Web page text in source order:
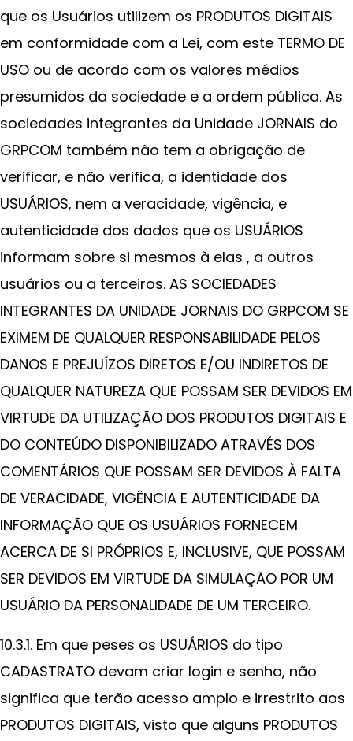
que os Usuários utilizem os PRODUTOS DIGITAIS
em conformidade com a Lei, com este TERMO DE
USO ou de acordo com os valores médios
presumidos da sociedade e a ordem pública. As
sociedades integrantes da Unidade JORNAIS do
GRPCOM também não tem a obrigação de
verificar, e não verifica, a identidade dos
USUÁRIOS, nem a veracidade, vigência, e
autenticidade dos dados que os USUÁRIOS
informam sobre si mesmos à elas , a outros
usuários ou a terceiros. AS SOCIEDADES
INTEGRANTES DA UNIDADE JORNAIS DO GRPCOM SE
EXIMEM DE QUALQUER RESPONSABILIDADE PELOS
DANOS E PREJUÍZOS DIRETOS E/OU INDIRETOS DE
QUALQUER NATUREZA QUE POSSAM SER DEVIDOS EM
VIRTUDE DA UTILIZAÇÃO DOS PRODUTOS DIGITAIS E
DO CONTEÚDO DISPONIBILIZADO ATRAVÉS DOS
COMENTÁRIOS QUE POSSAM SER DEVIDOS À FALTA
DE VERACIDADE, VIGÊNCIA E AUTENTICIDADE DA
INFORMAÇÃO QUE OS USUÁRIOS FORNECEM
ACERCA DE SI PRÓPRIOS E, INCLUSIVE, QUE POSSAM
SER DEVIDOS EM VIRTUDE DA SIMULAÇÃO POR UM
USUÁRIO DA PERSONALIDADE DE UM TERCEIRO.
10.3.1. Em que peses os USUÁRIOS do tipo
CADASTRATO devam criar login e senha, não
significa que terão acesso amplo e irrestrito aos
PRODUTOS DIGITAIS, visto que alguns PRODUTOS